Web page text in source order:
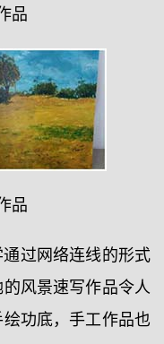
品
品
过网络连线的形式
风景速写作品令人
功底，手工作品也